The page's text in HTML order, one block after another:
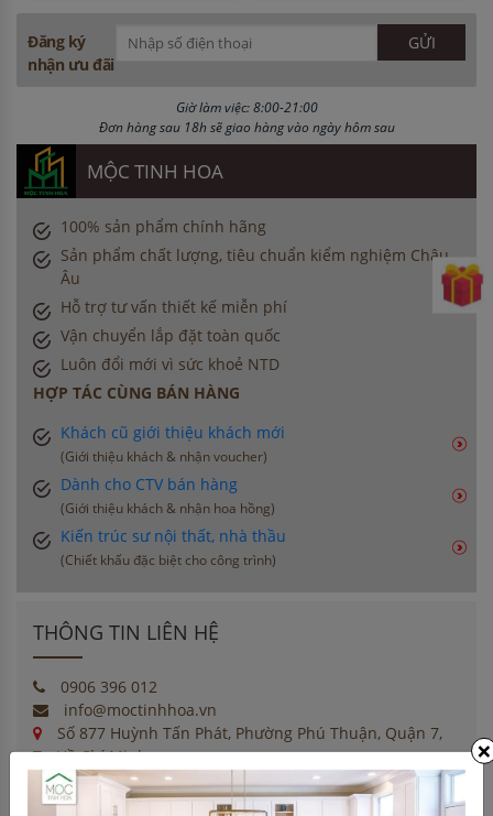
Đăng ký
nhận ưu đãi
Giờ làm việc: 8:00-21:00
Đơn hàng sau 18h sẽ giao hàng vào ngày hôm sau
MỘC TINH HOA
100% sản phẩm chính hãng
Sản phẩm chất lượng, tiêu chuẩn kiểm nghiệm Châu
Âu
Hỗ trợ tư vấn thiết kế miễn phí
Vận chuyển lắp đặt toàn quốc
Luôn đổi mới vì sức khoẻ NTD
HỢP TÁC CÙNG BÁN HÀNG
Khách cũ giới thiệu khách mới
(Giới thiệu khách & nhận voucher)
Dành cho CTV bán hàng
(Giới thiệu khách & nhận hoa hồng)
Kiến trúc sư nội thất, nhà thầu
(Chiết khấu đặc biệt cho công trình)
THÔNG TIN LIÊN HỆ
0906 396 012
info@moctinhhoa.vn
Số 877 Huỳnh Tấn Phát, Phường Phú Thuận, Quận 7,
Tp Hồ Chí Minh
×